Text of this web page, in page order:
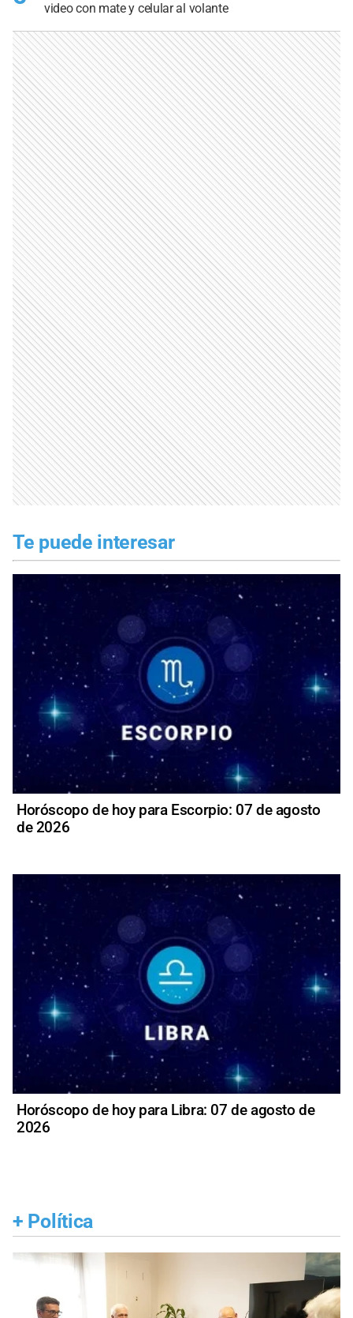
video con mate y celular al volante
Te puede interesar
Horóscopo de hoy para Escorpio: 07 de agosto
de 2026
Horóscopo de hoy para Libra: 07 de agosto de
2026
+ Política